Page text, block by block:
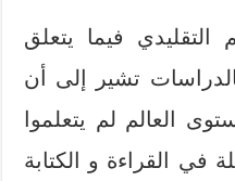
التقليدي فيما يتعلق
تشير إلى أن
العالم لم يتعلموا
في القراءة و الكتابة